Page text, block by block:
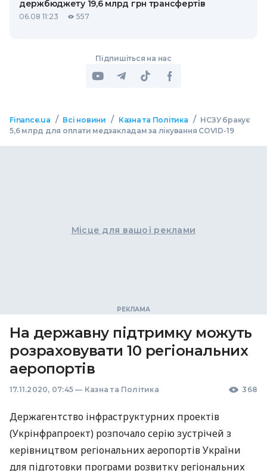
держбюджету 19,6 млрд грн трансфертів
06.08 11:23 557
Підпишіться на нас
Finance.ua / Всі новини / Казна та Політика / НСЗУ бракує
5,6 млрд для оплати медзакладам за лікування COVID-19
Місце для вашої реклами
На державну підтримку можуть
розраховувати 10 регіональних
аеропортів
17.11.2020, 07:45 — Казна та Політика 368
Держагентство інфраструктурних проектів
(Укрінфрапроект) розпочало серію зустрічей з
керівництвом регіональних аеропортів України
для підготовки програми розвитку регіональних